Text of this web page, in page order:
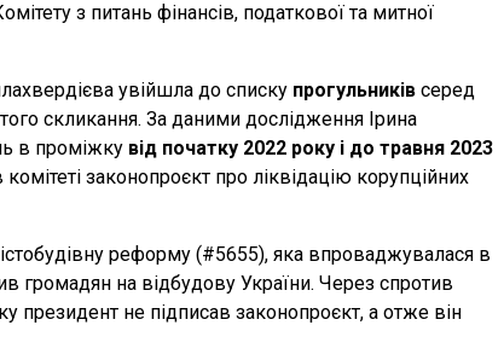
з питань фінансів, податкової та митної
увійшла до списку прогульників серед
скликання. За даними дослідження Ірина
в проміжку від початку 2022 року і до травня 2023
законопроєкт про ліквідацію корупційних
реформу (#5655), яка впроваджувалася в
громадян на відбудову України. Через спротив
президент не підписав законопроєкт, а отже він